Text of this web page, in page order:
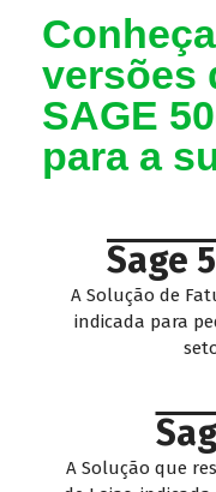
versões
SAGE
para a
Sage
A Solução de
indicada para
A Solução que